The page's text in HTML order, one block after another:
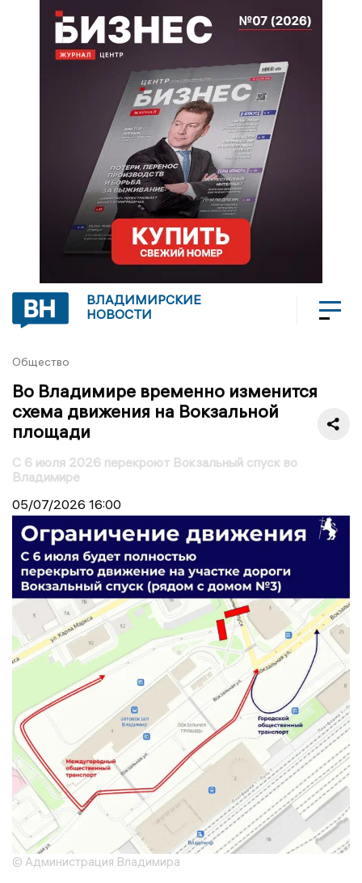
ВЛАДИМИРСКИЕ
НОВОСТИ
Общество
Во Владимире временно изменится
схема движения на Вокзальной
площади
С 6 июля 2026 перекроют Вокзальный спуск во
Владимире
05/07/2026 16:00
© Администрация Владимира